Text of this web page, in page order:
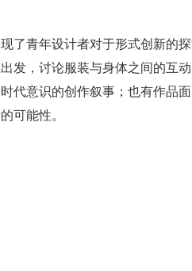
了青年设计者对于形式创新的
发，讨论服装与身体之间的互
代意识的创作叙事；也有作品
可能性。